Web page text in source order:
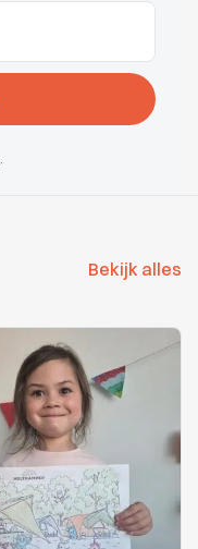
Bekijk alles